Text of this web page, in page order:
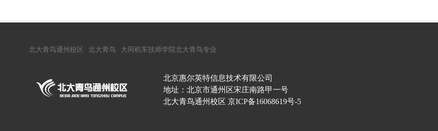
北大青鸟通州校区 北大青鸟 大同机车技师学院北大青鸟专业
北京惠尔英特信息技术有限公司
地址：北京市通州区宋庄南路甲一号
北大青鸟通州校区 京ICP备16068619号-5